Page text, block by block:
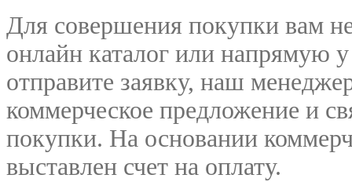
Для совершения покупки вам
онлайн каталог или напрямую
отправите заявку, наш
коммерческое предложение и
покупки. На основании
выставлен счет на оплату.